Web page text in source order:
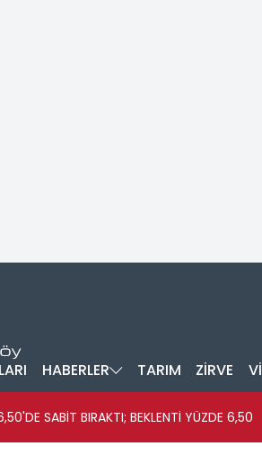
HABERLER TARIM ZİRVE
SABİT BIRAKTI; BEKLENTİ YÜZDE 6,50